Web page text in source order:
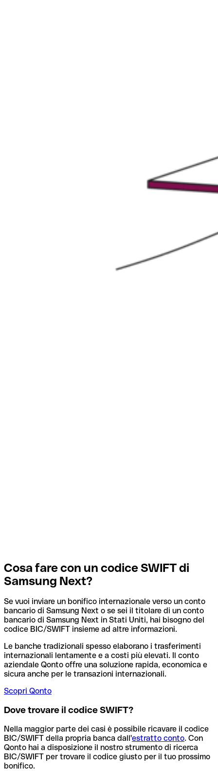
Cosa fare con un codice SWIFT di
Samsung Next?
Se vuoi inviare un bonifico internazionale verso un conto
bancario di Samsung Next o se sei il titolare di un conto
bancario di Samsung Next in Stati Uniti, hai bisogno del
codice BIC/SWIFT insieme ad altre informazioni.
Le banche tradizionali spesso elaborano i trasferimenti
internazionali lentamente e a costi più elevati. Il conto
aziendale Qonto offre una soluzione rapida, economica e
sicura anche per le transazioni internazionali.
Scopri Qonto
Dove trovare il codice SWIFT?
Nella maggior parte dei casi è possibile ricavare il codice
BIC/SWIFT della propria banca dall'estratto conto. Con
Qonto hai a disposizione il nostro strumento di ricerca
BIC/SWIFT per trovare il codice giusto per il tuo prossimo
bonifico.